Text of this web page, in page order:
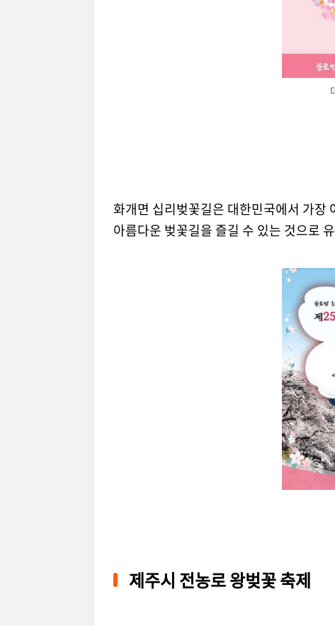
화개면 십리벚꽃길은 대한민국에서 가장
아름다운 벚꽃길을 즐길 수 있는 것으로
제주시 전농로 왕벚꽃 축제